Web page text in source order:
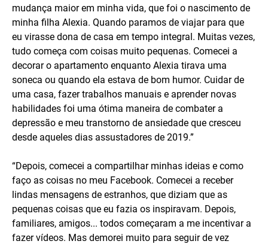
mudança maior em minha vida, que foi o nascimento de
minha filha Alexia. Quando paramos de viajar para que
eu virasse dona de casa em tempo integral. Muitas vezes,
tudo começa com coisas muito pequenas. Comecei a
decorar o apartamento enquanto Alexia tirava uma
soneca ou quando ela estava de bom humor. Cuidar de
uma casa, fazer trabalhos manuais e aprender novas
habilidades foi uma ótima maneira de combater a
depressão e meu transtorno de ansiedade que cresceu
desde aqueles dias assustadores de 2019.”
“Depois, comecei a compartilhar minhas ideias e como
faço as coisas no meu Facebook. Comecei a receber
lindas mensagens de estranhos, que diziam que as
pequenas coisas que eu fazia os inspiravam. Depois,
familiares, amigos... todos começaram a me incentivar a
fazer vídeos. Mas demorei muito para seguir de vez